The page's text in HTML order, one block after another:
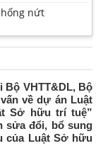
nứt
VHTT&DL, Bộ
về dự án Luật
Sở hữu trí tuệ”
sửa đổi, bổ sung
của Luật Sở hữu